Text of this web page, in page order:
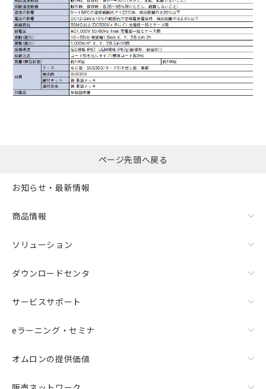
ページ先頭へ戻る
お知らせ・最新情報
商品情報
ソリューション
ダウンロードセンタ
サービスサポート
eラーニング・セミナ
オムロンの提供価値